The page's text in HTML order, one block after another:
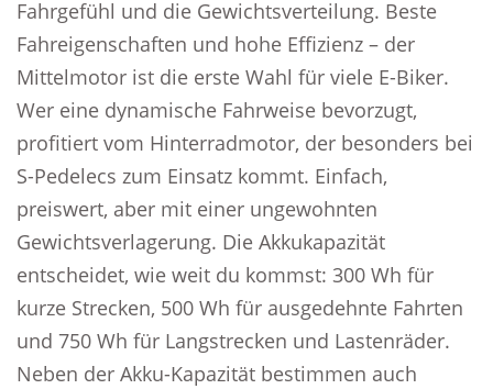
Fahrgefühl und die Gewichtsverteilung. Beste
Fahreigenschaften und hohe Effizienz – der
Mittelmotor ist die erste Wahl für viele E-Biker.
Wer eine dynamische Fahrweise bevorzugt,
profitiert vom Hinterradmotor, der besonders bei
S-Pedelecs zum Einsatz kommt. Einfach,
preiswert, aber mit einer ungewohnten
Gewichtsverlagerung. Die Akkukapazität
entscheidet, wie weit du kommst: 300 Wh für
kurze Strecken, 500 Wh für ausgedehnte Fahrten
und 750 Wh für Langstrecken und Lastenräder.
Neben der Akku-Kapazität bestimmen auch